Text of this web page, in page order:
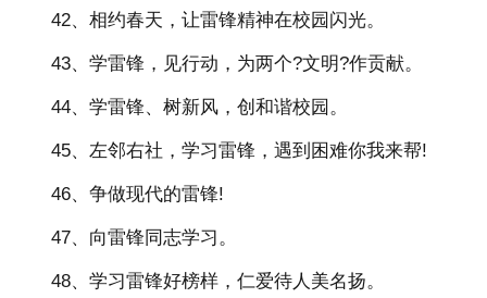
42、相约春天，让雷锋精神在校园闪光。
43、学雷锋，见行动，为两个?文明?作贡献。
44、学雷锋、树新风，创和谐校园。
45、左邻右社，学习雷锋，遇到困难你我来帮!
46、争做现代的雷锋!
47、向雷锋同志学习。
48、学习雷锋好榜样，仁爱待人美名扬。